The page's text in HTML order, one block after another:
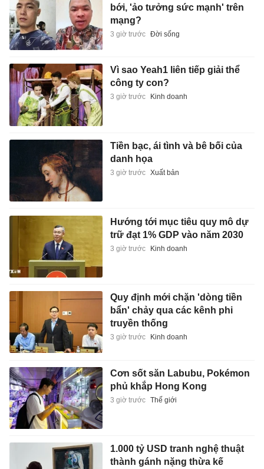
bới, 'ảo tưởng sức mạnh' trên
mạng?
3 giờ trước Đời sống
Vì sao Yeah1 liên tiếp giải thể
công ty con?
3 giờ trước Kinh doanh
Tiền bạc, ái tình và bê bối của
danh họa
3 giờ trước Xuất bản
Hướng tới mục tiêu quy mô dự
trữ đạt 1% GDP vào năm 2030
3 giờ trước Kinh doanh
Quy định mới chặn 'dòng tiền
bẩn' chảy qua các kênh phi
truyền thống
3 giờ trước Kinh doanh
Cơn sốt săn Labubu, Pokémon
phủ khắp Hong Kong
3 giờ trước Thế giới
1.000 tỷ USD tranh nghệ thuật
thành gánh nặng thừa kế